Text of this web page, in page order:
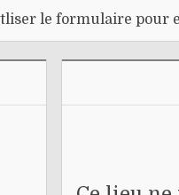
le formulaire pour